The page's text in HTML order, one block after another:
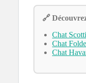
🔗
Chat
Chat
Chat